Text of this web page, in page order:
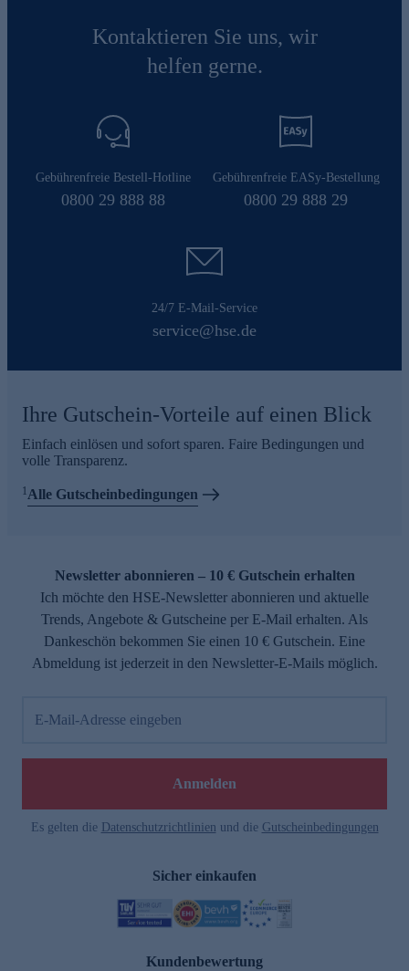
Kontaktieren Sie uns, wir
helfen gerne.
Gebührenfreie Bestell-Hotline
0800 29 888 88
Gebührenfreie EASy-Bestellung
0800 29 888 29
24/7 E-Mail-Service
service@hse.de
Ihre Gutschein-Vorteile auf einen Blick
Einfach einlösen und sofort sparen. Faire Bedingungen und
volle Transparenz.
1Alle Gutscheinbedingungen
Newsletter abonnieren – 10 € Gutschein erhalten
Ich möchte den HSE-Newsletter abonnieren und aktuelle
Trends, Angebote & Gutscheine per E-Mail erhalten. Als
Dankeschön bekommen Sie einen 10 € Gutschein. Eine
Abmeldung ist jederzeit in den Newsletter-E-Mails möglich.
E-Mail-Adresse eingeben
Anmelden
Es gelten die Datenschutzrichtlinien und die Gutscheinbedingungen
Sicher einkaufen
Kundenbewertung